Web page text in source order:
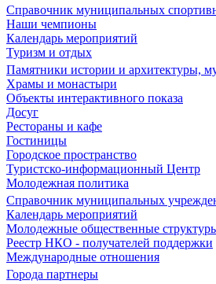
Справочник муниципальных
Наши чемпионы
Календарь мероприятий
Туризм и отдых
Памятники истории и архитектуры,
Храмы и монастыри
Объекты интерактивного показа
Досуг
Рестораны и кафе
Гостиницы
Городское пространство
Туристско-информационный Центр
Молодежная политика
Справочник муниципальных
Календарь мероприятий
Молодежные общественные
Реестр НКО - получателей поддержки
Международные отношения
Города партнеры